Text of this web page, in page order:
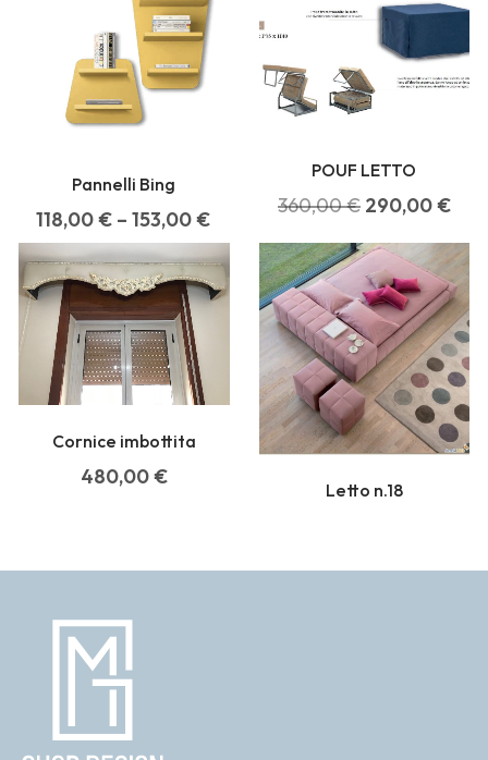
Pannelli Bing
118,00€ –153,00€
POUF LETTO
360,00€ 290,00€
Cornice imbottita
480,00€
Letto n.18